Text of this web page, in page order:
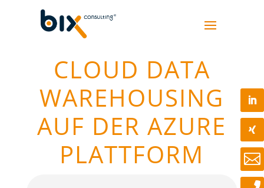
CLOUD DATA
WAREHOUSING
AUF DER AZURE
PLATTFORM
